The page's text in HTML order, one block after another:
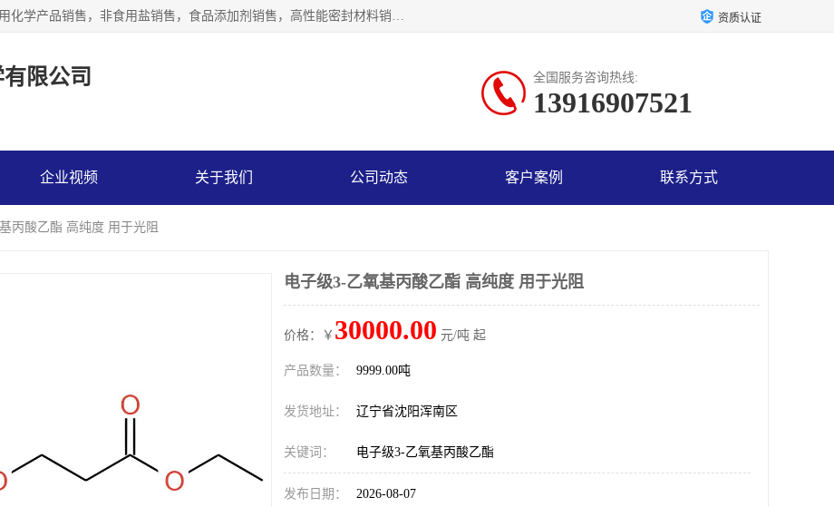
沈阳默塔化学有限公司经营范围包括：化工产品销售，专用化学产品销售，非食用盐销售，食品添加剂销售，高性能密封材料销售，涂料销售，合成材料销售，工程塑料及合成树脂销售等；主要产品有高纯电子级环丁砜，总金属离子可控制在ppb级别、纯度高、颜色浅、耐高温分解时间长，特别适合于半导体制造，硅片晶圆制造，清洗湿电子化学品，锂电池电解液，电子油墨，特种材料等高端行业；也适用于医药合成。 资质认证
限公司 全国服务咨询热线:
13916907521
企业视频 关于我们 公司动态 客户案例 联系方式
丙酸乙酯 高纯度 用于光阻
电子级3-乙氧基丙酸乙酯 高纯度 用于光阻
价格：￥ 30000.00 元/吨 起
产品数量： 9999.00吨
发货地址： 辽宁省沈阳浑南区
关键词： 电子级3-乙氧基丙酸乙酯
发布日期： 2026-08-07